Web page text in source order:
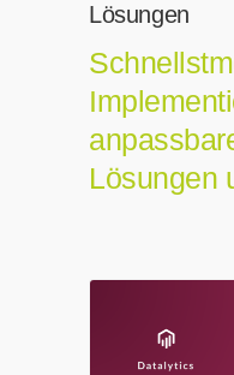
Lösungen
Lösungen